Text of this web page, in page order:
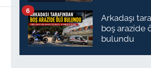
Arkadaşı
boş arazide
bulundu
6